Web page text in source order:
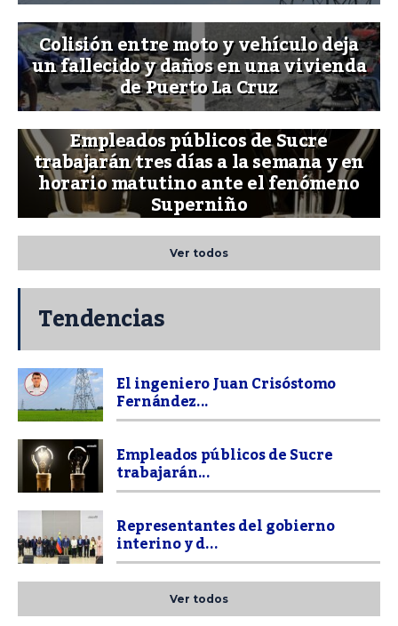
Colisión entre moto y vehículo deja
un fallecido y daños en una vivienda
de Puerto La Cruz
Empleados públicos de Sucre
trabajarán tres días a la semana y en
horario matutino ante el fenómeno
Superniño
Ver todos
Tendencias
El ingeniero Juan Crisóstomo
Fernández...
Empleados públicos de Sucre
trabajarán...
Representantes del gobierno
interino y d...
Ver todos